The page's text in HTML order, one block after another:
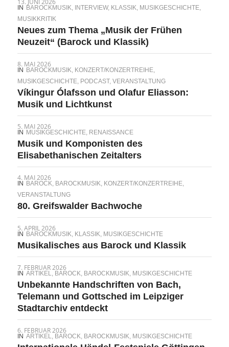
13. JUNI 2026
IN BAROCKMUSIK, INTERVIEW, KLASSIK, MUSIKGESCHICHTE,
MUSIKKRITIK
Neues zum Thema „Musik der Frühen
Neuzeit“ (Barock und Klassik)
8. MAI 2026
IN BAROCKMUSIK, KONZERT/KONZERTREIHE,
MUSIKGESCHICHTE, PODCAST, VERANSTALTUNG
Víkingur Ólafsson und Olafur Eliasson:
Musik und Lichtkunst
5. MAI 2026
IN MUSIKGESCHICHTE, RENAISSANCE
Musik und Komponisten des
Elisabethanischen Zeitalters
4. MAI 2026
IN BAROCK, BAROCKMUSIK, KONZERT/KONZERTREIHE,
VERANSTALTUNG
80. Greifswalder Bachwoche
5. APRIL 2026
IN BAROCKMUSIK, KLASSIK, MUSIKGESCHICHTE
Musikalisches aus Barock und Klassik
7. FEBRUAR 2026
IN ARTIKEL, BAROCK, BAROCKMUSIK, MUSIKGESCHICHTE
Unbekannte Handschriften von Bach,
Telemann und Gottsched im Leipziger
Stadtarchiv entdeckt
6. FEBRUAR 2026
IN ARTIKEL, BAROCK, BAROCKMUSIK, MUSIKGESCHICHTE